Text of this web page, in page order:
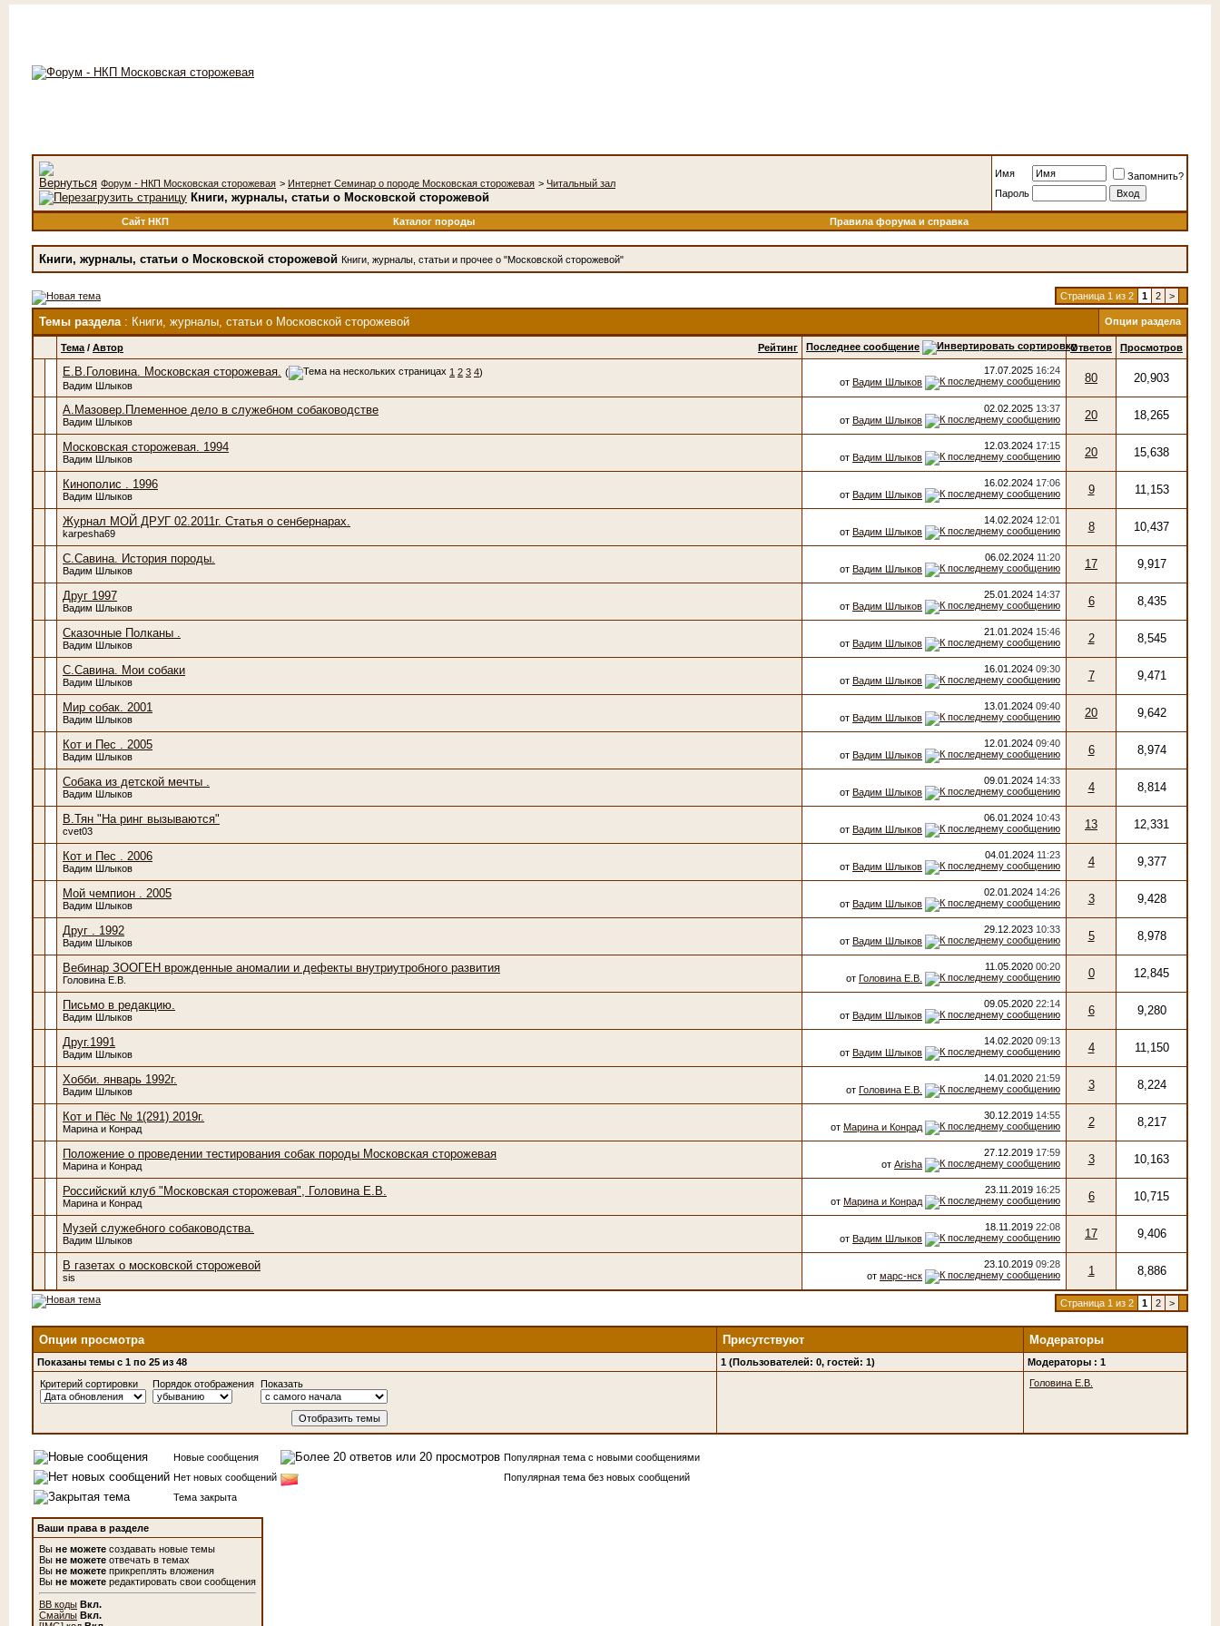
Форум - НКП Московская сторожевая > Интернет Семинар о породе Московская сторожевая > Читальный зал
Книги, журналы, статьи о Московской сторожевой
Имя
Запомнить?
Пароль
Сайт НКП Каталог породы Правила форума и справка
Книги, журналы, статьи о Московской сторожевой Книги, журналы, статьи и прочее о "Московской сторожевой"
Страница 1 из 2 1 2 >
Темы раздела: Книги, журналы, статьи о Московской сторожевой Опции раздела
Рейтинг
Тема / Автор Последнее сообщение Ответов Просмотров
Е.В.Головина. Московская сторожевая. ( 1 2 3 4)
Вадим Шлыков
17.07.2025 16:24
от Вадим Шлыков 80 20,903
А.Мазовер.Племенное дело в служебном собаководстве
Вадим Шлыков
02.02.2025 13:37
от Вадим Шлыков 20 18,265
Московская сторожевая. 1994
Вадим Шлыков
12.03.2024 17:15
от Вадим Шлыков 20 15,638
Кинополис . 1996
Вадим Шлыков
16.02.2024 17:06
от Вадим Шлыков 9 11,153
Журнал МОЙ ДРУГ 02.2011г. Статья о сенбернарах.
karpesha69
14.02.2024 12:01
от Вадим Шлыков 8 10,437
С.Савина. История породы.
Вадим Шлыков
06.02.2024 11:20
от Вадим Шлыков 17 9,917
Друг 1997
Вадим Шлыков
25.01.2024 14:37
от Вадим Шлыков 6 8,435
Сказочные Полканы .
Вадим Шлыков
21.01.2024 15:46
от Вадим Шлыков 2 8,545
С.Савина. Мои собаки
Вадим Шлыков
16.01.2024 09:30
от Вадим Шлыков 7 9,471
Мир собак. 2001
Вадим Шлыков
13.01.2024 09:40
от Вадим Шлыков 20 9,642
Кот и Пес . 2005
Вадим Шлыков
12.01.2024 09:40
от Вадим Шлыков 6 8,974
Собака из детской мечты .
Вадим Шлыков
09.01.2024 14:33
от Вадим Шлыков 4 8,814
В.Тян "На ринг вызываются"
cvet03
06.01.2024 10:43
от Вадим Шлыков 13 12,331
Кот и Пес . 2006
Вадим Шлыков
04.01.2024 11:23
от Вадим Шлыков 4 9,377
Мой чемпион . 2005
Вадим Шлыков
02.01.2024 14:26
от Вадим Шлыков 3 9,428
Друг . 1992
Вадим Шлыков
29.12.2023 10:33
от Вадим Шлыков 5 8,978
Вебинар ЗООГЕН врожденные аномалии и дефекты внутриутробного развития
Головина Е.В.
11.05.2020 00:20
от Головина Е.В. 0 12,845
Письмо в редакцию.
Вадим Шлыков
09.05.2020 22:14
от Вадим Шлыков 6 9,280
Друг.1991
Вадим Шлыков
14.02.2020 09:13
от Вадим Шлыков 4 11,150
Хобби. январь 1992г.
Вадим Шлыков
14.01.2020 21:59
от Головина Е.В. 3 8,224
Кот и Пёс № 1(291) 2019г.
Марина и Конрад
30.12.2019 14:55
от Марина и Конрад 2 8,217
Положение о проведении тестирования собак породы Московская сторожевая
Марина и Конрад
27.12.2019 17:59
от Arisha 3 10,163
Российский клуб "Московская сторожевая", Головина Е.В.
Марина и Конрад
23.11.2019 16:25
от Марина и Конрад 6 10,715
Музей служебного собаководства.
Вадим Шлыков
18.11.2019 22:08
от Вадим Шлыков 17 9,406
В газетах о московской сторожевой
sis
23.10.2019 09:28
от марс-нск 1 8,886
Страница 1 из 2 1 2 >
Опции просмотра Присутствуют Модераторы
Показаны темы с 1 по 25 из 48 1 (Пользователей: 0, гостей: 1)
Модераторы : 1
Критерий сортировки
Порядок отображения Показать Головина Е.В.
Новые сообщения
Популярная тема с новыми сообщениями
Нет новых сообщений
Популярная тема без новых сообщений
Тема закрыта
Ваши права в разделе
Вы не можете создавать новые темы
Вы не можете отвечать в темах
Вы не можете прикреплять вложения
Вы не можете редактировать свои сообщения
BB коды Вкл.
Смайлы Вкл.